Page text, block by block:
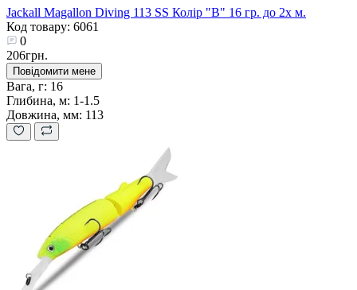
Jackall Magallon Diving 113 SS Колір "B" 16 гр. до 2х м.
Код товару: 6061
0
206грн.
Повідомити мене
Вага, г: 16
Глибина, м: 1-1.5
Довжина, мм: 113